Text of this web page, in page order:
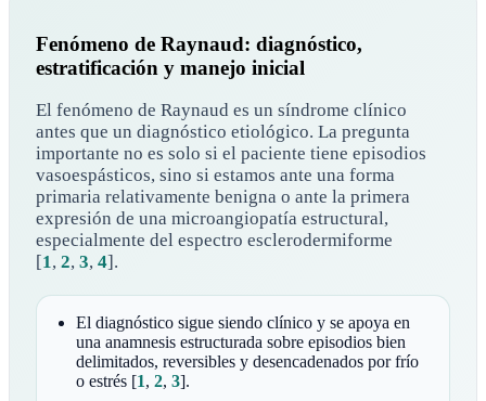
Fenómeno de Raynaud: diagnóstico,
estratificación y manejo inicial
El fenómeno de Raynaud es un síndrome clínico
antes que un diagnóstico etiológico. La pregunta
importante no es solo si el paciente tiene episodios
vasoespásticos, sino si estamos ante una forma
primaria relativamente benigna o ante la primera
expresión de una microangiopatía estructural,
especialmente del espectro esclerodermiforme
[1, 2, 3, 4] .
El diagnóstico sigue siendo clínico y se apoya en
una anamnesis estructurada sobre episodios bien
delimitados, reversibles y desencadenados por frío
o estrés [1, 2, 3].